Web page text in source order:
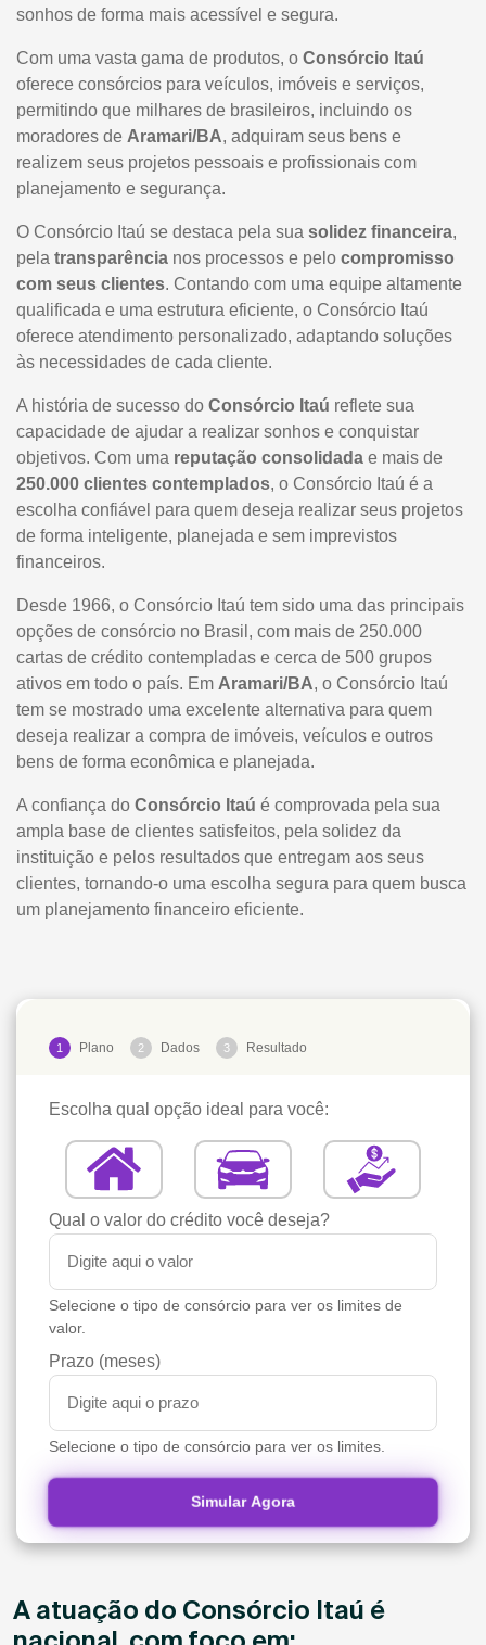
sonhos de forma mais acessível e segura.
Com uma vasta gama de produtos, o Consórcio Itaú
oferece consórcios para veículos, imóveis e serviços,
permitindo que milhares de brasileiros, incluindo os
moradores de Aramari/BA, adquiram seus bens e
realizem seus projetos pessoais e profissionais com
planejamento e segurança.
O Consórcio Itaú se destaca pela sua solidez financeira,
pela transparência nos processos e pelo compromisso
com seus clientes. Contando com uma equipe altamente
qualificada e uma estrutura eficiente, o Consórcio Itaú
oferece atendimento personalizado, adaptando soluções
às necessidades de cada cliente.
A história de sucesso do Consórcio Itaú reflete sua
capacidade de ajudar a realizar sonhos e conquistar
objetivos. Com uma reputação consolidada e mais de
250.000 clientes contemplados, o Consórcio Itaú é a
escolha confiável para quem deseja realizar seus projetos
de forma inteligente, planejada e sem imprevistos
financeiros.
Desde 1966, o Consórcio Itaú tem sido uma das principais
opções de consórcio no Brasil, com mais de 250.000
cartas de crédito contempladas e cerca de 500 grupos
ativos em todo o país. Em Aramari/BA, o Consórcio Itaú
tem se mostrado uma excelente alternativa para quem
deseja realizar a compra de imóveis, veículos e outros
bens de forma econômica e planejada.
A confiança do Consórcio Itaú é comprovada pela sua
ampla base de clientes satisfeitos, pela solidez da
instituição e pelos resultados que entregam aos seus
clientes, tornando-o uma escolha segura para quem busca
um planejamento financeiro eficiente.
1 Plano 2 Dados 3 Resultado
Escolha qual opção ideal para você:
Qual o valor do crédito você deseja?
Selecione o tipo de consórcio para ver os limites de
valor.
Prazo (meses)
Selecione o tipo de consórcio para ver os limites.
Simular Agora
A atuação do Consórcio Itaú é